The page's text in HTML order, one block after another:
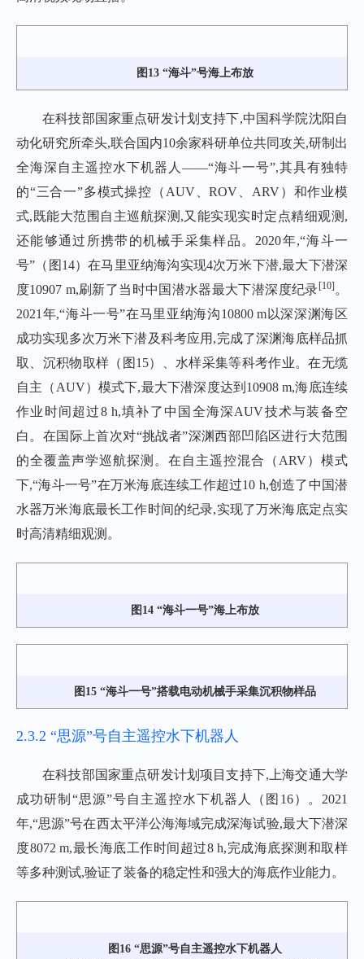
图13 “海斗”号海上布放
在科技部国家重点研发计划支持下,中国科学院沈阳自
动化研究所牵头,联合国内10余家科研单位共同攻关,研制出
全海深自主遥控水下机器人——“海斗一号”,其具有独特
的“三合一”多模式操控（AUV、ROV、ARV）和作业模
式,既能大范围自主巡航探测,又能实现实时定点精细观测,
还能够通过所携带的机械手采集样品。2020年,“海斗一
号”（ 图14）在马里亚纳海沟实现4次万米下潜,最大下潜深
度10907 m,刷新了当时中国潜水器最大下潜深度纪录[10] 。
2021年,“海斗一号”在马里亚纳海沟10800 m以深深渊海区
成功实现多次万米下潜及科考应用,完成了深渊海底样品抓
取、沉积物取样（ 图15）、水样采集等科考作业。在无缆
自主（AUV）模式下,最大下潜深度达到10908 m,海底连续
作业时间超过8 h,填补了中国全海深AUV技术与装备空
白。在国际上首次对“挑战者”深渊西部凹陷区进行大范围
的全覆盖声学巡航探测。在自主遥控混合（ARV）模式
下,“海斗一号”在万米海底连续工作超过10 h,创造了中国潜
水器万米海底最长工作时间的纪录,实现了万米海底定点实
时高清精细观测。
图14 “海斗一号”海上布放
图15 “海斗一号”搭载电动机械手采集沉积物样品
2.3.2 “思源”号自主遥控水下机器人
在科技部国家重点研发计划项目支持下,上海交通大学
成功研制“思源”号自主遥控水下机器人（ 图16）。2021
年,“思源”号在西太平洋公海海域完成深海试验,最大下潜深
度8072 m,最长海底工作时间超过8 h,完成海底探测和取样
等多种测试,验证了装备的稳定性和强大的海底作业能力。
图16 “思源”号自主遥控水下机器人